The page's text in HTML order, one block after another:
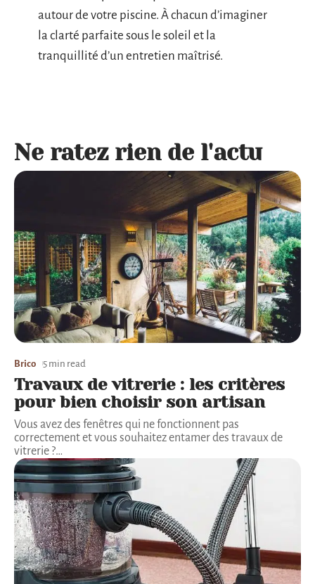
autour de votre piscine. À chacun d’imaginer
la clarté parfaite sous le soleil et la
tranquillité d’un entretien maîtrisé.
Ne ratez rien de l'actu
Brico 5 min read
Travaux de vitrerie : les critères
pour bien choisir son artisan
Vous avez des fenêtres qui ne fonctionnent pas
correctement et vous souhaitez entamer des travaux de
vitrerie ?…